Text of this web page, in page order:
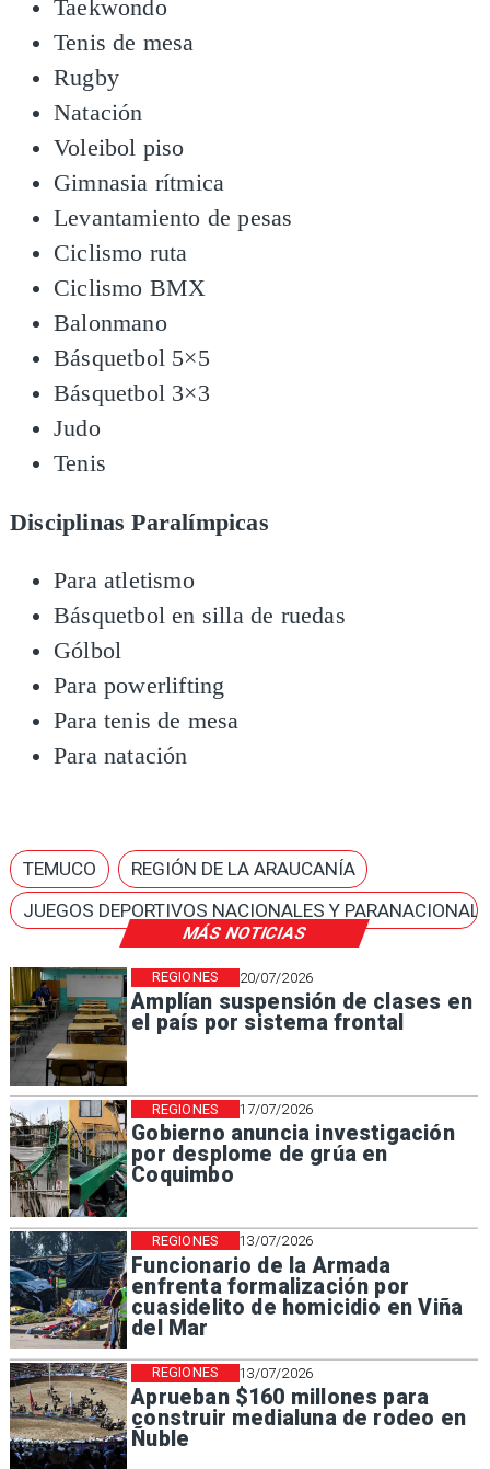
MÁS NOTICIAS
20/07/2026
Amplían suspensión de clases en
el país por sistema frontal
REGIONES
17/07/2026
Gobierno anuncia investigación
por desplome de grúa en
Coquimbo
REGIONES
13/07/2026
Funcionario de la Armada
enfrenta formalización por
cuasidelito de homicidio en Viña
del Mar
REGIONES
13/07/2026
Aprueban $160 millones para
construir medialuna de rodeo en
Ñuble
REGIONES
Taekwondo​
Tenis de mesa​
Rugby​
Natación​
Voleibol piso​
Gimnasia rítmica​
Levantamiento de pesas​
Ciclismo ruta​
Ciclismo BMX​
Balonmano​
Básquetbol 5×5​
Básquetbol 3×3​
Judo​
Tenis
Disciplinas Paralímpicas
Para atletismo​
Básquetbol en silla de ruedas​
Gólbol​
Para powerlifting​
Para tenis de mesa​
Para natación
TEMUCO
REGIÓN DE LA ARAUCANÍA
JUEGOS DEPORTIVOS NACIONALES Y